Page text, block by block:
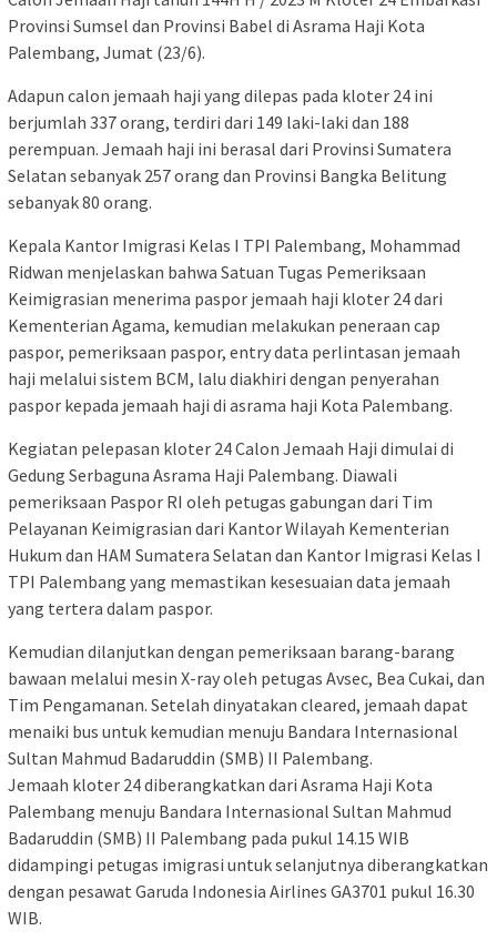
Provinsi Sumsel dan Provinsi Babel di Asrama Haji Kota
Palembang, Jumat (23/6).
Adapun calon jemaah haji yang dilepas pada kloter 24 ini
berjumlah 337 orang, terdiri dari 149 laki-laki dan 188
perempuan. Jemaah haji ini berasal dari Provinsi Sumatera
Selatan sebanyak 257 orang dan Provinsi Bangka Belitung
sebanyak 80 orang.
Kepala Kantor Imigrasi Kelas I TPI Palembang, Mohammad
Ridwan menjelaskan bahwa Satuan Tugas Pemeriksaan
Keimigrasian menerima paspor jemaah haji kloter 24 dari
Kementerian Agama, kemudian melakukan peneraan cap
paspor, pemeriksaan paspor, entry data perlintasan jemaah
haji melalui sistem BCM, lalu diakhiri dengan penyerahan
paspor kepada jemaah haji di asrama haji Kota Palembang.
Kegiatan pelepasan kloter 24 Calon Jemaah Haji dimulai di
Gedung Serbaguna Asrama Haji Palembang. Diawali
pemeriksaan Paspor RI oleh petugas gabungan dari Tim
Pelayanan Keimigrasian dari Kantor Wilayah Kementerian
Hukum dan HAM Sumatera Selatan dan Kantor Imigrasi Kelas I
TPI Palembang yang memastikan kesesuaian data jemaah
yang tertera dalam paspor.
Kemudian dilanjutkan dengan pemeriksaan barang-barang
bawaan melalui mesin X-ray oleh petugas Avsec, Bea Cukai, dan
Tim Pengamanan. Setelah dinyatakan cleared, jemaah dapat
menaiki bus untuk kemudian menuju Bandara Internasional
Sultan Mahmud Badaruddin (SMB) II Palembang.
Jemaah kloter 24 diberangkatkan dari Asrama Haji Kota
Palembang menuju Bandara Internasional Sultan Mahmud
Badaruddin (SMB) II Palembang pada pukul 14.15 WIB
didampingi petugas imigrasi untuk selanjutnya diberangkatkan
dengan pesawat Garuda Indonesia Airlines GA3701 pukul 16.30
WIB.